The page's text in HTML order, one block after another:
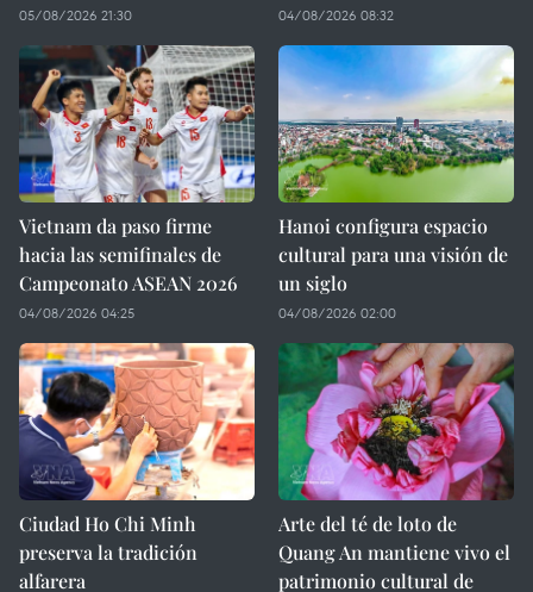
05/08/2026 21:30 04/08/2026 08:32
Vietnam da paso firme
hacia las semifinales de
Campeonato ASEAN 2026
04/08/2026 04:25
Hanoi configura espacio
cultural para una visión de
un siglo
04/08/2026 02:00
Ciudad Ho Chi Minh
preserva la tradición
alfarera
Arte del té de loto de
Quang An mantiene vivo el
patrimonio cultural de